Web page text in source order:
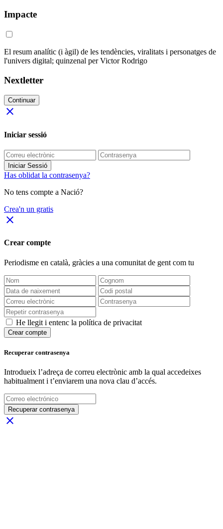
Impacte
El resum analític (i àgil) de les tendències, viralitats i personatges de
l'univers digital; quinzenal per Victor Rodrigo
Nextletter
Continuar
close
Iniciar sessió
Iniciar Sessió
Has oblidat la contrasenya?
No tens compte a Nació?
Crea'n un gratis
close
Crear compte
Periodisme en català, gràcies a una comunitat de gent com tu
He llegit i entenc la política de privacitat
Crear compte
Recuperar contrasenya
Introdueix l’adreça de correu electrònic amb la qual accedeixes
habitualment i t’enviarem una nova clau d’accés.
Recuperar contrasenya
close